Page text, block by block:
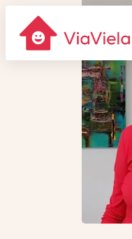
Gastouderbureau
ViaViela